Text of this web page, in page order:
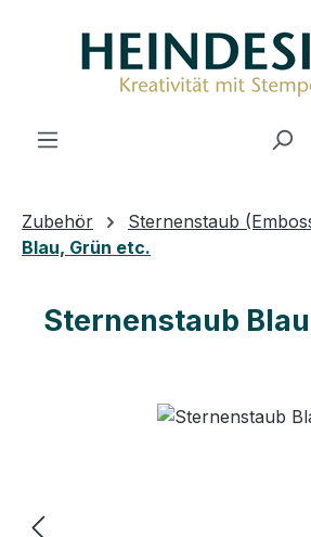
Zubehör
Sternenstaub
Blau, Grün etc.
Sternenstaub Blau
Bildergalerie überspringen